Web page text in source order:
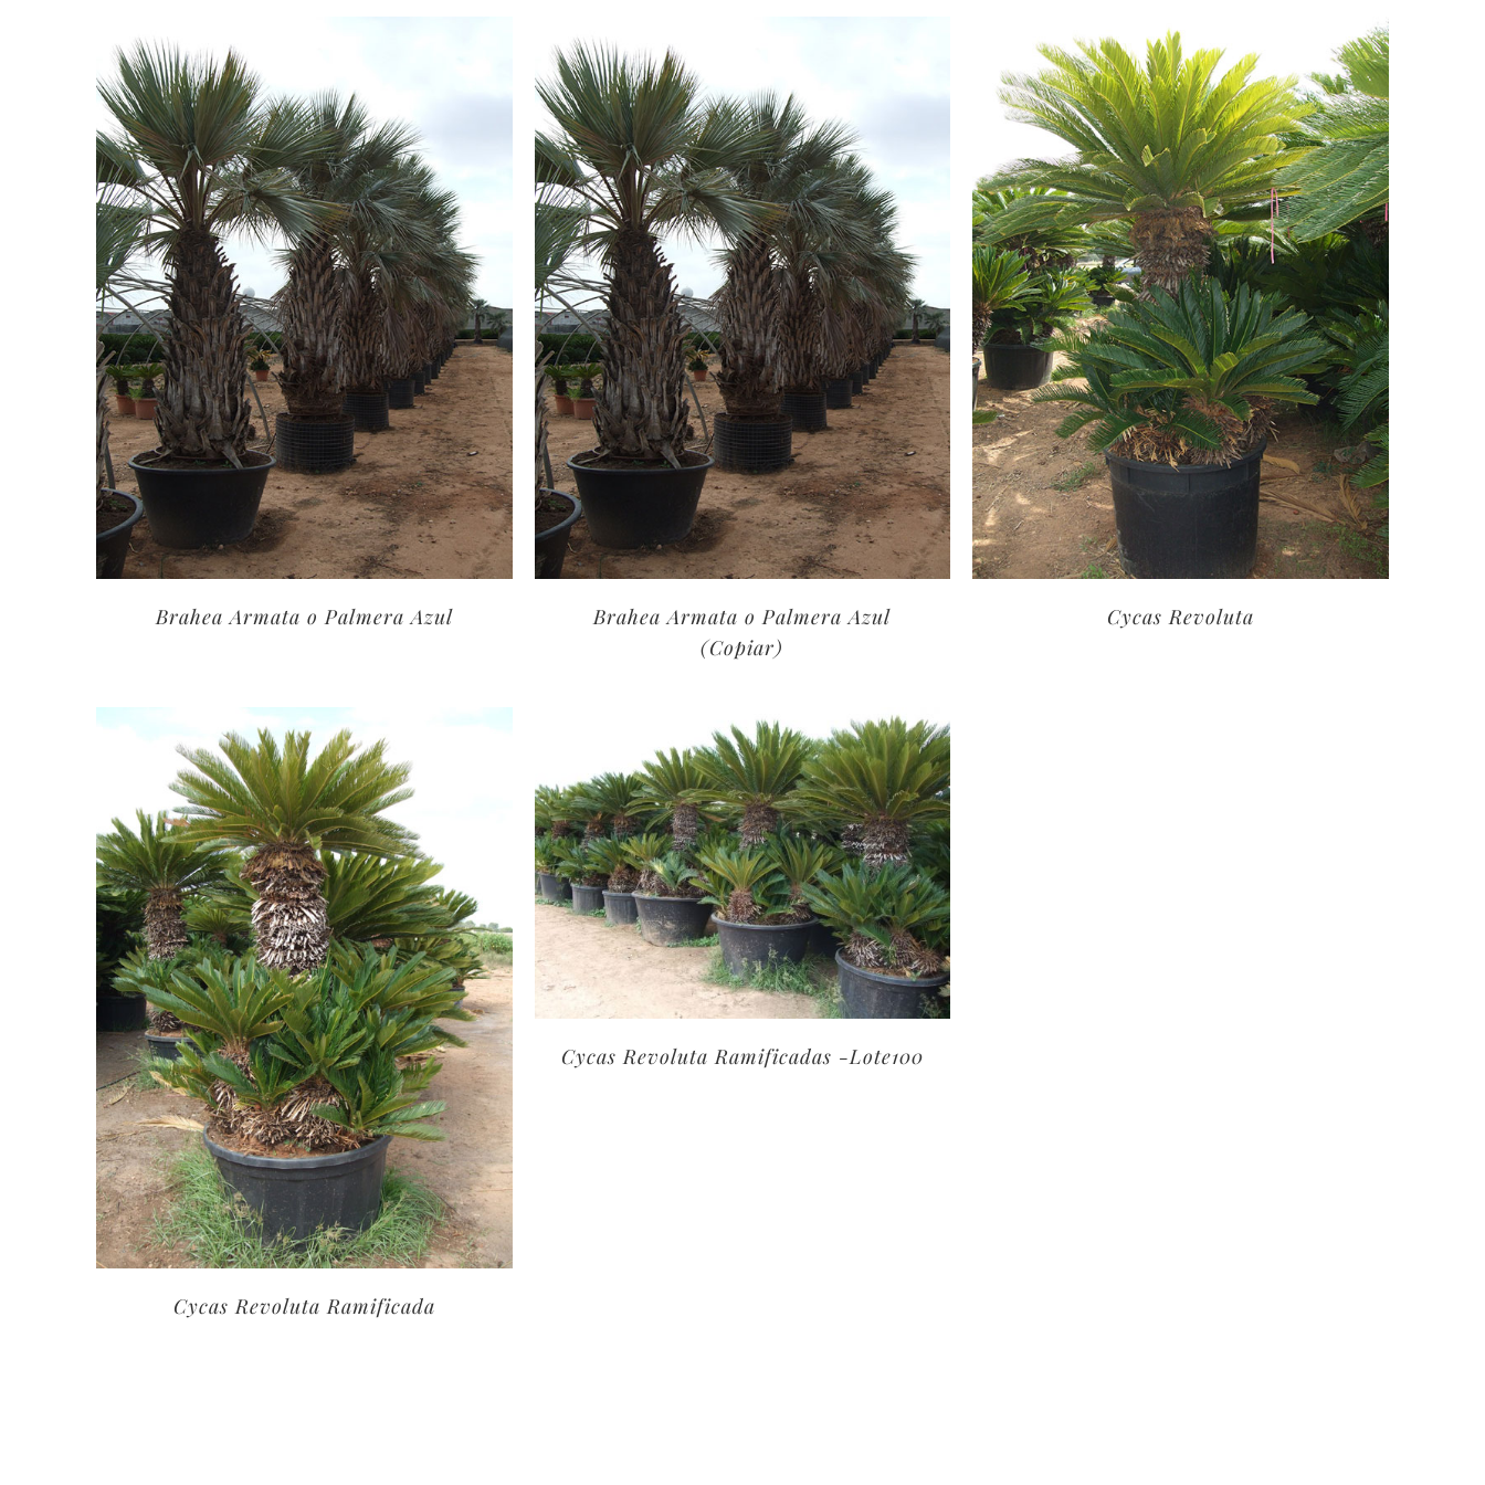
Brahea Armata o Palmera Azul
Brahea Armata o Palmera Azul
(Copiar)
Cycas Revoluta
Cycas Revoluta Ramificada
Cycas Revoluta Ramificadas -Lote100